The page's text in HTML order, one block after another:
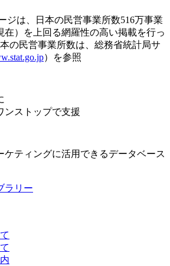
ジは、日本の民営事業所数516万事業
在）を上回る網羅性の高い掲載を行っ
の民営事業所数は、総務省統計局サ
）を参照
ンストップで支援
ケティングに活用できるデータベース